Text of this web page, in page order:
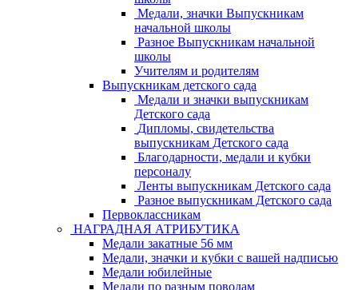
Медали, значки Выпускникам
начальной школы
Разное Выпускникам начальной
школы
Учителям и родителям
Выпускникам детского сада
Медали и значки выпускникам
Детского сада
Дипломы, свидетельства
выпускникам Детского сада
Благодарности, медали и кубки
персоналу
Ленты выпускникам Детского сада
Разное выпускникам Детского сада
Первоклассникам
НАГРАДНАЯ АТРИБУТИКА
Медали закатные 56 мм
Медали, значки и кубки с вашей надписью
Медали юбилейные
Медали по разным поводам